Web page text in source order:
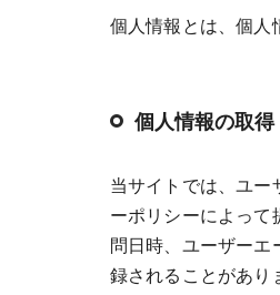
個人情報とは、個人
個人情報の取得
当サイトでは、ユー
ーポリシーによって
問日時、ユーザー
録されることがあり